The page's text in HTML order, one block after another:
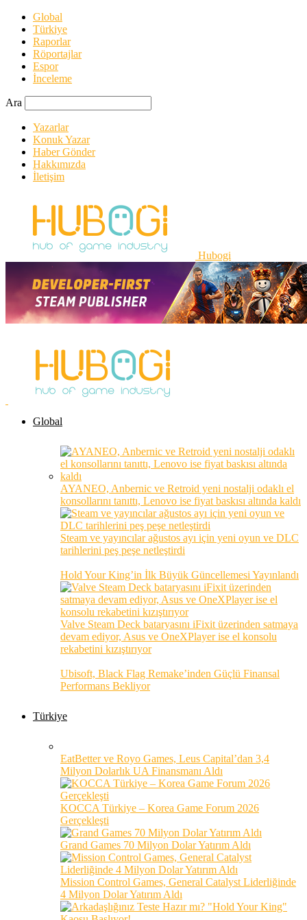
Global
Türkiye
Raporlar
Röportajlar
Espor
İnceleme
Ara
Yazarlar
Konuk Yazar
Haber Gönder
Hakkımızda
İletişim
Hubogi
Global
AYANEO, Anbernic ve Retroid yeni nostalji odaklı el
konsollarını tanıttı, Lenovo ise fiyat baskısı altında kaldı
Steam ve yayıncılar ağustos ayı için yeni oyun ve DLC
tarihlerini peş peşe netleştirdi
Hold Your King’in İlk Büyük Güncellemesi Yayınlandı
Valve Steam Deck bataryasını iFixit üzerinden satmaya
devam ediyor, Asus ve OneXPlayer ise el konsolu
rekabetini kızıştırıyor
Ubisoft, Black Flag Remake’inden Güçlü Finansal
Performans Bekliyor
Türkiye
EatBetter ve Royo Games, Leus Capital’dan 3,4
Milyon Dolarlık UA Finansmanı Aldı
KOCCA Türkiye – Korea Game Forum 2026
Gerçekleşti
Grand Games 70 Milyon Dolar Yatırım Aldı
Mission Control Games, General Catalyst Liderliğinde
4 Milyon Dolar Yatırım Aldı